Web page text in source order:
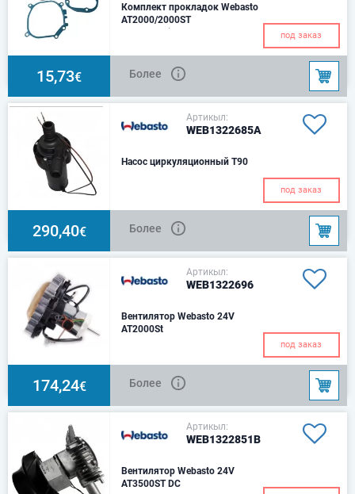
Комплект прокладок Webasto
AT2000/2000ST
Webasto Air Top
под заказ
15,73€ Более
Артикыл:
WEB1322685A
Насос циркуляционный T90
под заказ
290,40€ Более
Артикыл:
WEB1322696
Вентилятор Webasto 24V
AT2000St
под заказ
174,24€ Более
Артикыл:
WEB1322851B
Вентилятор Webasto 24V
AT3500ST DC